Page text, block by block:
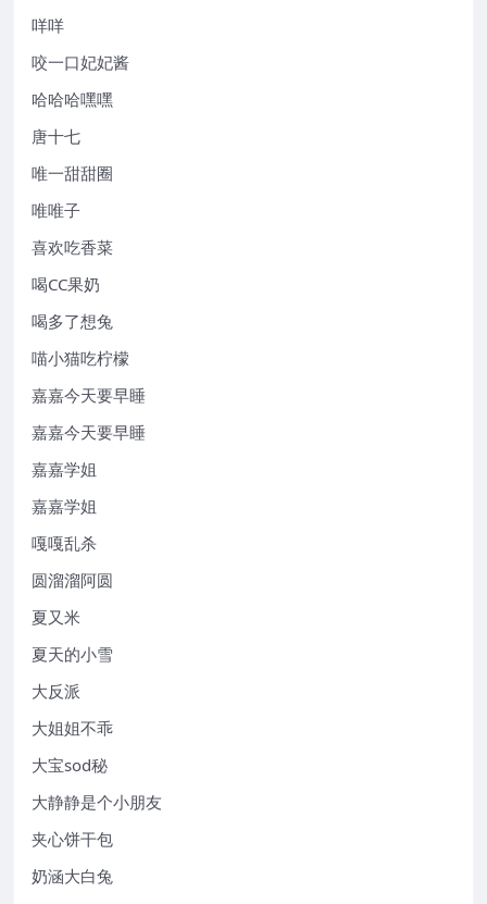
咩咩
咬一口妃妃酱
哈哈哈嘿嘿
唐十七
唯一甜甜圈
唯唯子
喜欢吃香菜
喝CC果奶
喝多了想兔
喵小猫吃柠檬
嘉嘉今天要早睡
嘉嘉今天要早睡
嘉嘉学姐
嘉嘉学姐
嘎嘎乱杀
圆溜溜阿圆
夏又米
夏天的小雪
大反派
大姐姐不乖
大宝sod秘
大静静是个小朋友
夹心饼干包
奶涵大白兔